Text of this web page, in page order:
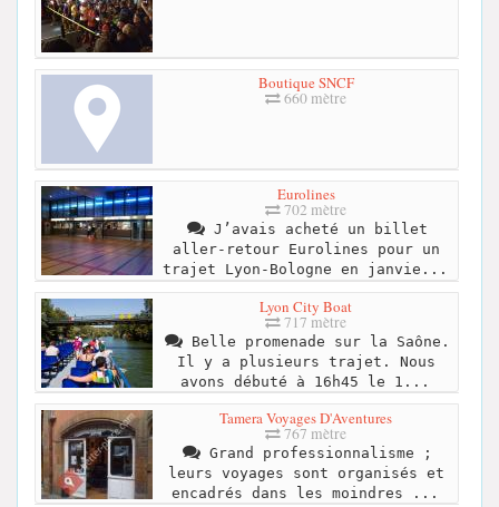
Boutique SNCF
660 mètre
Eurolines
702 mètre
J’avais acheté un billet
aller-retour Eurolines pour un
trajet Lyon-Bologne en janvie...
Lyon City Boat
717 mètre
Belle promenade sur la Saône.
Il y a plusieurs trajet. Nous
avons débuté à 16h45 le 1...
Tamera Voyages D'Aventures
767 mètre
Grand professionnalisme ;
leurs voyages sont organisés et
encadrés dans les moindres ...